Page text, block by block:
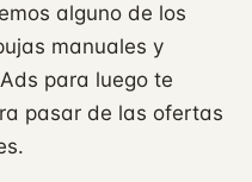
alguno de los
manuales y
para luego te
pasar de las ofertas